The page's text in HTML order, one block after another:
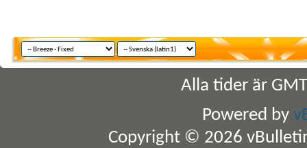
Alla tider är
Powered by
Copyright © 2026